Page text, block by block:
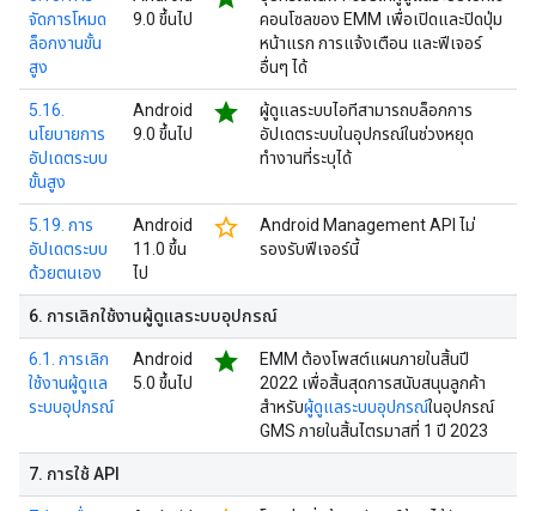
จัดการโหมด
ล็อกงานขั้น
สูง
9.0 ขึ้นไป
คอนโซลของ EMM เพื่อเปิดและปิดปุ่ม
หน้าแรก การแจ้งเตือน และฟีเจอร์
อื่นๆ ได้
5.16.
นโยบายการ
อัปเดตระบบ
ขั้นสูง
Android
9.0 ขึ้นไป
star
ผู้ดูแลระบบไอทีสามารถบล็อกการ
อัปเดตระบบในอุปกรณ์ในช่วงหยุด
ทำงานที่ระบุได้
5.19. การ
อัปเดตระบบ
ด้วยตนเอง
Android
11.0 ขึ้น
ไป
star_border
Android Management API ไม่
รองรับฟีเจอร์นี้
6. การเลิกใช้งานผู้ดูแลระบบอุปกรณ์
6.1. การเลิก
ใช้งานผู้ดูแล
ระบบอุปกรณ์
Android
5.0 ขึ้นไป
star
EMM ต้องโพสต์แผนภายในสิ้นปี
2022 เพื่อสิ้นสุดการสนับสนุนลูกค้า
สำหรับผู้ดูแลระบบอุปกรณ์ในอุปกรณ์
GMS ภายในสิ้นไตรมาสที่ 1 ปี 2023
7. การใช้ API